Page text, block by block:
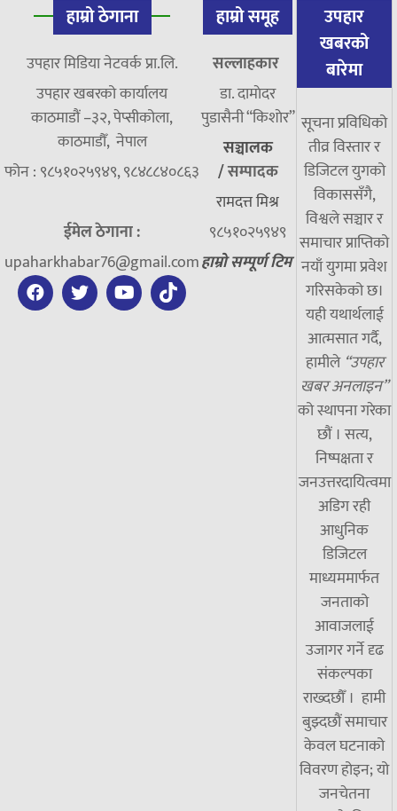
हाम्रो ठेगाना
उपहार मिडिया नेटवर्क प्रा.लि.
उपहार खबरको कार्यालय
काठमाडौं –३२, पेप्सीकोला,
काठमाडौँ, नेपाल
फोन : ९८५१०२५९४९, ९८४८८४०८६३
ईमेल ठेगाना :
upaharkhabar76@gmail.com
हाम्रो समूह
सल्लाहकार
डा. दामाेदर
पुडासैनी “किशाेर”
सञ्चालक
/सम्पादक
रामदत्त मिश्र
९८५१०२५९४९
हाम्रो सम्पूर्ण टिम
उपहार
खबरको
बारेमा
सूचना प्रविधिको
तीव्र विस्तार र
डिजिटल युगको
विकाससँगै,
विश्वले सञ्चार र
समाचार प्राप्तिको
नयाँ युगमा प्रवेश
गरिसकेको छ।
यही यथार्थलाई
आत्मसात गर्दै,
हामीले “उपहार
खबर अनलाइन”
को स्थापना गरेका
छौं । सत्य,
निष्पक्षता र
जनउत्तरदायित्वमा
अडिग रही
आधुनिक
डिजिटल
माध्यममार्फत
जनताको
आवाजलाई
उजागर गर्ने दृढ
संकल्पका
राख्दछौँ । हामी
बुझ्दछौं समाचार
केवल घटनाको
विवरण होइन; यो
जनचेतना